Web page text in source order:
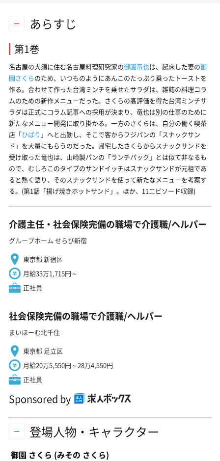
あらすじ
第1巻
名古屋の大須に住む名古屋料理研究家の御園竜也は、起床した妻の御
園さくらのため、いつものようにあんこのたっぷり乗ったトーストを
作る。合わせて作った台湾ミンチを乗せたサラダは、雑誌の料理コラ
ムのための新作メニューだった。さくらの高評価を得た台湾ミンチサ
ラダは正式にコラム記事への採用が決まり、竜也は別の仕事のために
新たなメニュー開発に取り掛かる。一方のさくらは、自分の働く喫茶
店「ひばり 」へと出勤し、そこで客からフジパンの「スナックサン
ド」を大量にもらうのだった。帰宅したさくらからスナックサンドを
受け取った竜也は、山崎製パンの「ランチパック」とは似て非なるも
ので、むしろこのタイプのサンドイッチはスナックサンドが元祖であ
ると熱く語り、そのスナックサンドを使って新たなメニューを考案す
る。(第1話「揚げ焼きホットサンド」。ほか、11エピソード収録)
介護主任・社会保険完備の職場で介護職/ヘルパー
グループホーム せらび新宿
東京都 新宿区
月給33万1,715円～
正社員
社会保険完備の職場で介護職/ヘルパー
まいほーむ北千住
東京都 足立区
月給20万5,550円～28万4,550円
正社員
Sponsored by
登場人物・キャラクター
御園 さくら (みその さくら)